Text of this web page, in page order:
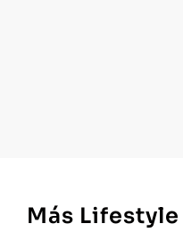
Más Lifestyle